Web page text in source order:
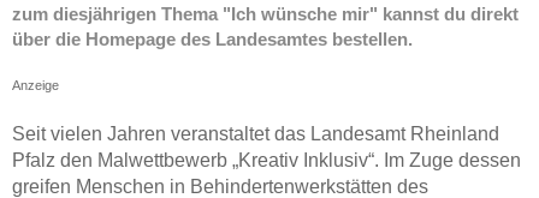
zum diesjährigen Thema "Ich wünsche mir" kannst du direkt
über die Homepage des Landesamtes bestellen.
Anzeige
Seit vielen Jahren veranstaltet das Landesamt Rheinland
Pfalz den Malwettbewerb „Kreativ Inklusiv“. Im Zuge dessen
greifen Menschen in Behindertenwerkstätten des